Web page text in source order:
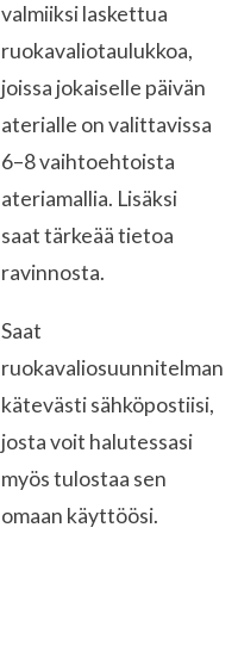
valmiiksi laskettua
ruokavaliotaulukkoa,
joissa jokaiselle päivän
aterialle on valittavissa
6–8 vaihtoehtoista
ateriamallia. Lisäksi
saat tärkeää tietoa
ravinnosta.
Saat
ruokavaliosuunnitelman
kätevästi sähköpostiisi,
josta voit halutessasi
myös tulostaa sen
omaan käyttöösi.